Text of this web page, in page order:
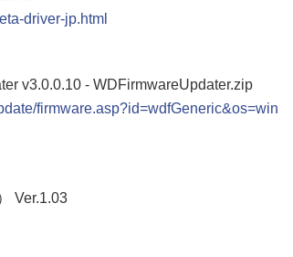
driver-jp.html
v3.0.0.10 - WDFirmwareUpdater.zip
firmware.asp?id=wdfGeneric&os=win
Ver.1.03